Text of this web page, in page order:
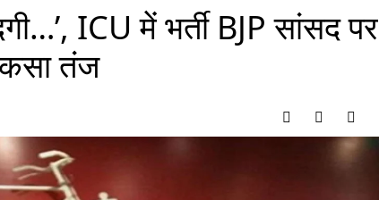
ICU में भर्ती BJP सांसद पर
तंज